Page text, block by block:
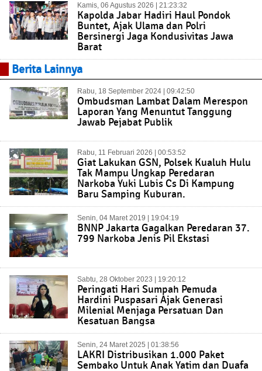
Kamis, 06 Agustus 2026 | 21:23:32
Kapolda Jabar Hadiri Haul Pondok
Buntet, Ajak Ulama dan Polri
Bersinergi Jaga Kondusivitas Jawa
Barat
Berita Lainnya
Rabu, 18 September 2024 | 09:42:50
Ombudsman Lambat Dalam Merespon
Laporan Yang Menuntut Tanggung
Jawab Pejabat Publik
Rabu, 11 Februari 2026 | 00:53:52
Giat Lakukan GSN, Polsek Kualuh Hulu
Tak Mampu Ungkap Peredaran
Narkoba Yuki Lubis Cs Di Kampung
Baru Samping Kuburan.
Senin, 04 Maret 2019 | 19:04:19
BNNP Jakarta Gagalkan Peredaran 37.
799 Narkoba Jenis Pil Ekstasi
Sabtu, 28 Oktober 2023 | 19:20:12
Peringati Hari Sumpah Pemuda
Hardini Puspasari Ajak Generasi
Milenial Menjaga Persatuan Dan
Kesatuan Bangsa
Senin, 24 Maret 2025 | 01:38:56
LAKRI Distribusikan 1.000 Paket
Sembako Untuk Anak Yatim dan Duafa